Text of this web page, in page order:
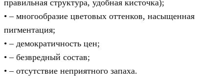
правильная структура, удобная кисточка);
• – многообразие цветовых оттенков, насыщенная
пигментация;
• – демократичность цен;
• – безвредный состав;
• – отсутствие неприятного запаха.